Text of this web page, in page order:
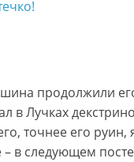
продолжили
в Лучках
точнее его руин,
в следующем